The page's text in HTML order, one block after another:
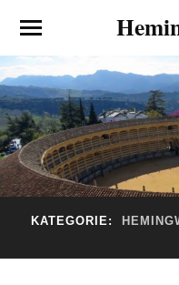
KATEGORIE: